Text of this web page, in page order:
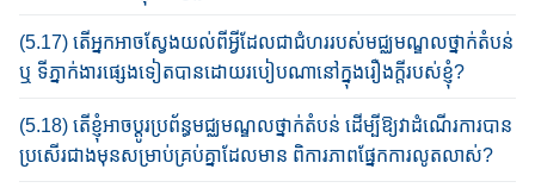
(5.17) តើអ្នក​អាច​ស្វែងយល់ពី​អ្វីដែលជាជំហររបស់មជ្ឈមណ្ឌលថ្នាក់​តំបន់
ឬ ទីភ្នាក់ងារផ្សេងទៀត​បានដោយរបៀបណា​នៅក្នុង​រឿងក្តី​របស់ខ្ញុំ?
(5.18) តើខ្ញុំ​អាច​ប្តូរ​ប្រព័ន្ធ​មជ្ឈមណ្ឌល​ថ្នាក់តំបន់ ដើម្បី​ឱ្យ​វា​ដំណើរ​ការ​បាន​
ប្រសើរជាងមុន​សម្រាប់​គ្រប់គ្នា​ដែល​មាន ពិការភាព​ផ្នែកការ​លូត​លាស់?